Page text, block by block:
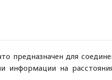
предназначен для
информации на